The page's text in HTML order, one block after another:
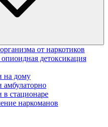
от наркотиков
опиоидная детоксикация
на дому
амбулаторно
в стационаре
наркоманов